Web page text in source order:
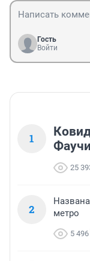
Гость
Войти
1
Фаучи
25
2
метро
5 496